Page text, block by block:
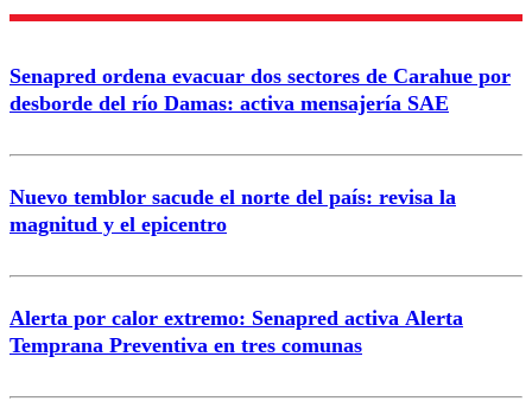
Enviar comentario
Senapred ordena evacuar dos sectores de Carahue por
desborde del río Damas: activa mensajería SAE
Nuevo temblor sacude el norte del país: revisa la
magnitud y el epicentro
Alerta por calor extremo: Senapred activa Alerta
Temprana Preventiva en tres comunas